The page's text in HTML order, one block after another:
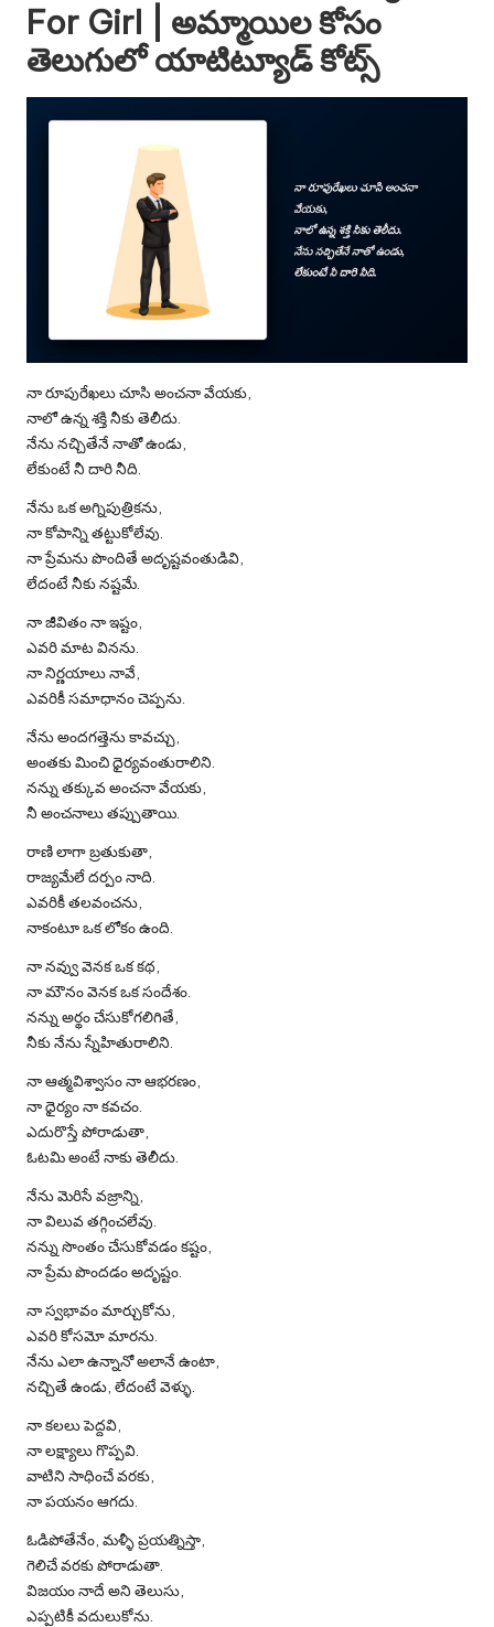
For Girl | అమ్మాయిల కోసం
తెలుగులో యాటిట్యూడ్ కోట్స్
నా రూపురేఖలు చూసి అంచనా వేయకు,
నాలో ఉన్న శక్తి నీకు తెలీదు.
నేను నచ్చితేనే నాతో ఉండు,
లేకుంటే నీ దారి నీది.
నేను ఒక అగ్నిపుత్రికను,
నా కోపాన్ని తట్టుకోలేవు.
నా ప్రేమను పొందితే అదృష్టవంతుడివి,
లేదంటే నీకు నష్టమే.
నా జీవితం నా ఇష్టం,
ఎవరి మాట వినను.
నా నిర్ణయాలు నావే,
ఎవరికీ సమాధానం చెప్పను.
నేను అందగత్తెను కావచ్చు,
అంతకు మించి ధైర్యవంతురాలిని.
నన్ను తక్కువ అంచనా వేయకు,
నీ అంచనాలు తప్పుతాయి.
రాణి లాగా బ్రతుకుతా,
రాజ్యమేలే దర్పం నాది.
ఎవరికీ తలవంచను,
నాకంటూ ఒక లోకం ఉంది.
నా నవ్వు వెనక ఒక కథ,
నా మౌనం వెనక ఒక సందేశం.
నన్ను అర్థం చేసుకోగలిగితే,
నీకు నేను స్నేహితురాలిని.
నా ఆత్మవిశ్వాసం నా ఆభరణం,
నా ధైర్యం నా కవచం.
ఎదురొస్తే పోరాడుతా,
ఓటమి అంటే నాకు తెలీదు.
నేను మెరిసే వజ్రాన్ని,
నా విలువ తగ్గించలేవు.
నన్ను సొంతం చేసుకోవడం కష్టం,
నా ప్రేమ పొందడం అదృష్టం.
నా స్వభావం మార్చుకోను,
ఎవరి కోసమో మారను.
నేను ఎలా ఉన్నానో అలానే ఉంటా,
నచ్చితే ఉండు, లేదంటే వెళ్ళు.
నా కలలు పెద్దవి,
నా లక్ష్యాలు గొప్పవి.
వాటిని సాధించే వరకు,
నా పయనం ఆగదు.
ఓడిపోతేనేం, మళ్ళీ ప్రయత్నిస్తా,
గెలిచే వరకు పోరాడుతా.
విజయం నాదే అని తెలుసు,
ఎప్పటికీ వదులుకోను.